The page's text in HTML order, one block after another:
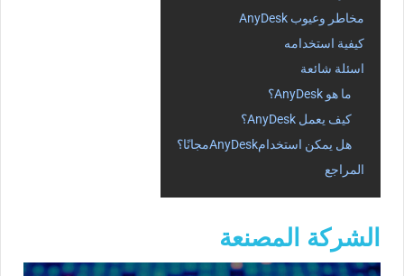
مخاطر وعيوب AnyDesk
كيفية استخدامه
اسئلة شائعة
ما هو AnyDesk؟
كيف يعمل AnyDesk؟
هل يمكن استخدامAnyDeskمجانًا؟
المراجع
الشركة المصنعة